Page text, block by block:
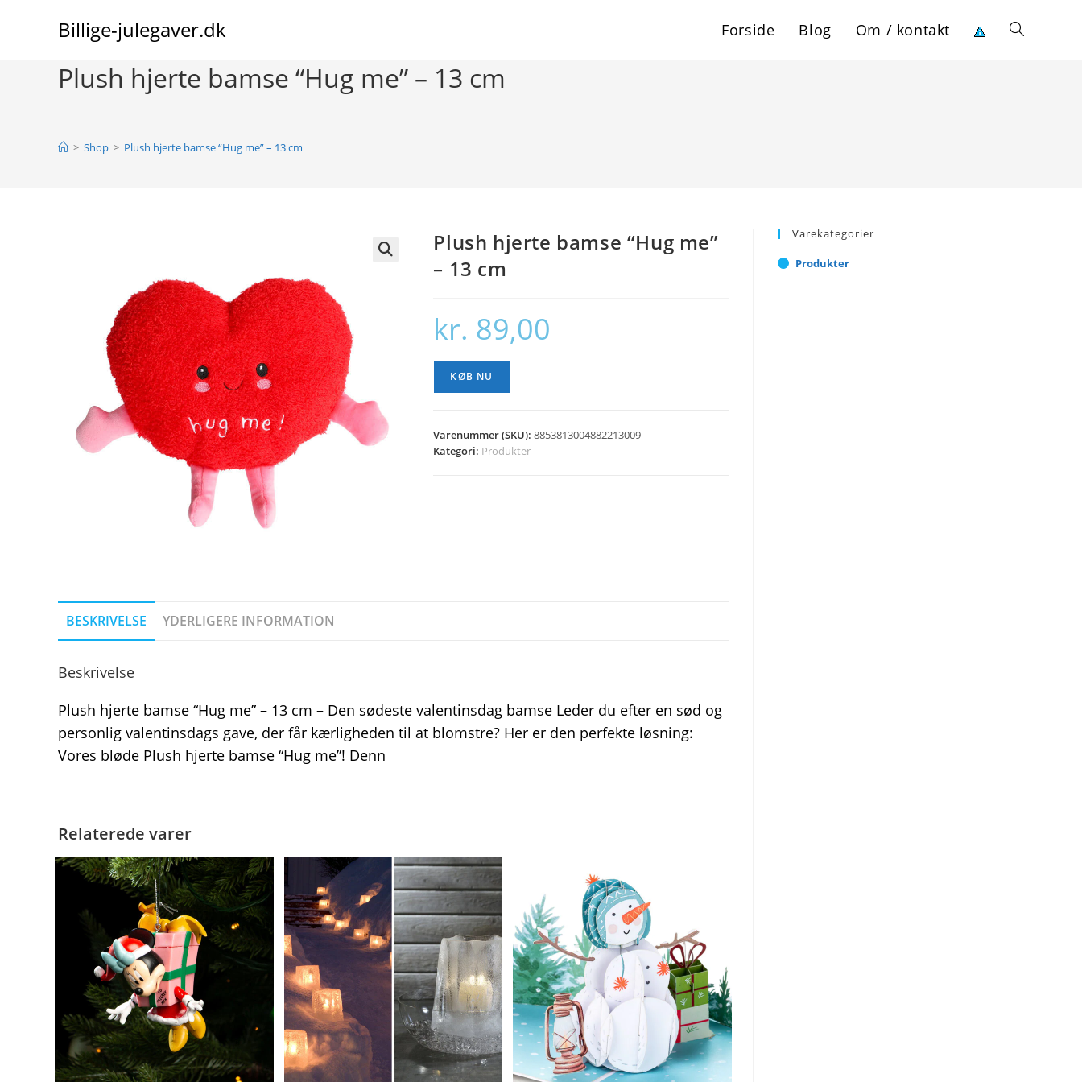
Billige-julegaver.dk Forside Blog Om / kontakt Toggle
Plush hjerte bamse “Hug me” – 13 cm
> Shop > Plush hjerte bamse “Hug me” – 13 cm
Plush hjerte bamse “Hug me”
– 13 cm
kr. 89,00
KØB NU
Varenummer (SKU):8853813004882213009
Kategori: Produkter
BESKRIVELSE YDERLIGERE INFORMATION
Beskrivelse
Plush hjerte bamse “Hug me” – 13 cm – Den sødeste valentinsdag bamse Leder du efter en sød og
personlig valentinsdags gave, der får kærligheden til at blomstre? Her er den perfekte løsning:
Vores bløde Plush hjerte bamse “Hug me”! Denn
Relaterede varer
Varekategorier
Produkter